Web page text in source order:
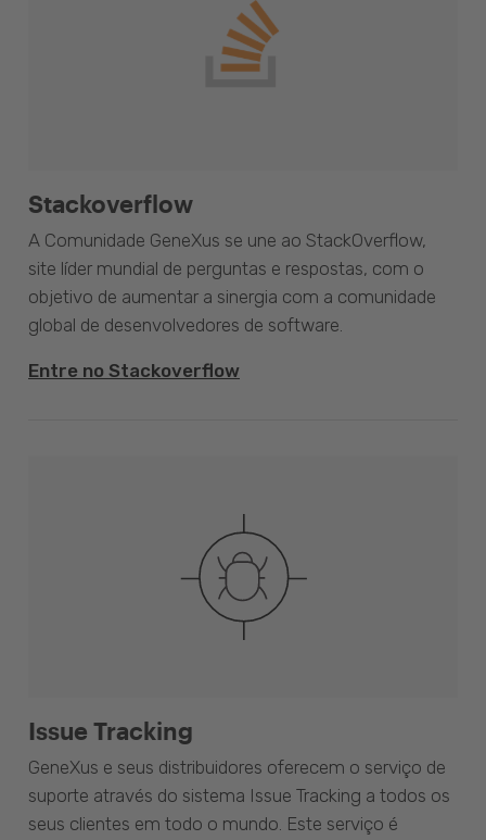
Stackoverflow
A Comunidade GeneXus se une ao StackOverflow,
site líder mundial de perguntas e respostas, com o
objetivo de aumentar a sinergia com a comunidade
global de desenvolvedores de software.
Entre no Stackoverflow
Issue Tracking
GeneXus e seus distribuidores oferecem o serviço de
suporte através do sistema Issue Tracking a todos os
seus clientes em todo o mundo. Este serviço é